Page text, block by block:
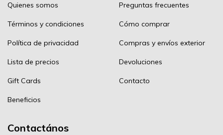
Quienes somos
Términos y condiciones
Política de privacidad
Lista de precios
Gift Cards
Beneficios
Preguntas frecuentes
Cómo comprar
Compras y envíos exterior
Devoluciones
Contacto
Contactános